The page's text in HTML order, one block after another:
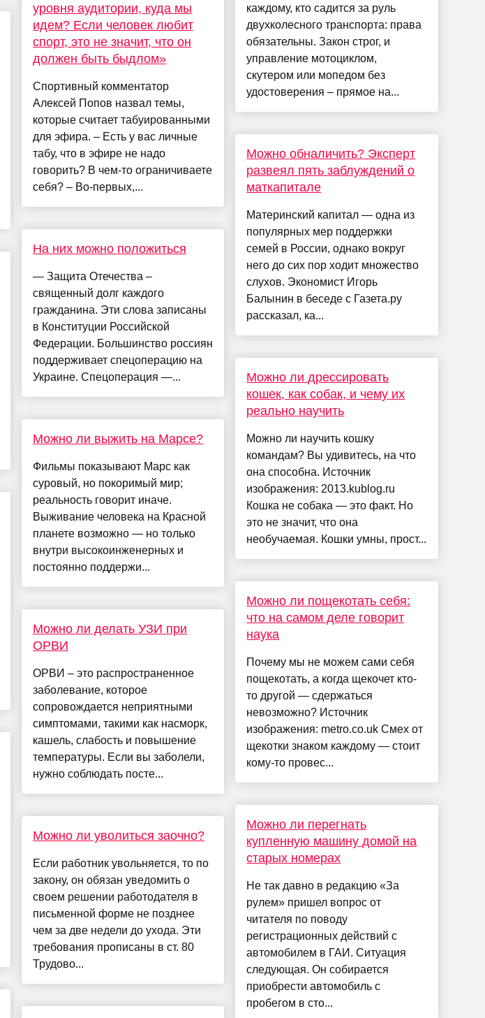
уровня аудитории, куда мы
идем? Если человек любит
спорт, это не значит, что он
должен быть быдлом»
Спортивный комментатор
Алексей Попов назвал темы,
которые считает табуированными
для эфира. – Есть у вас личные
табу, что в эфире не надо
говорить? В чем-то ограничиваете
себя? – Во-первых,...
На них можно положиться
— Защита Отечества –
священный долг каждого
гражданина. Эти слова записаны
в Конституции Российской
Федерации. Большинство россиян
поддерживает спецоперацию на
Украине. Спецоперация —...
Можно ли выжить на Марсе?
Фильмы показывают Марс как
суровый, но покоримый мир;
реальность говорит иначе.
Выживание человека на Красной
планете возможно — но только
внутри высокоинженерных и
постоянно поддержи...
Можно ли делать УЗИ при
ОРВИ
ОРВИ – это распространенное
заболевание, которое
сопровождается неприятными
симптомами, такими как насморк,
кашель, слабость и повышение
температуры. Если вы заболели,
нужно соблюдать посте...
Можно ли уволиться заочно?
Если работник увольняется, то по
закону, он обязан уведомить о
своем решении работодателя в
письменной форме не позднее
чем за две недели до ухода. Эти
требования прописаны в ст. 80
Трудово...
каждому, кто садится за руль
двухколесного транспорта: права
обязательны. Закон строг, и
управление мотоциклом,
скутером или мопедом без
удостоверения – прямое на...
Можно обналичить? Эксперт
развеял пять заблуждений о
маткапитале
Материнский капитал — одна из
популярных мер поддержки
семей в России, однако вокруг
него до сих пор ходит множество
слухов. Экономист Игорь
Балынин в беседе с Газета.ру
рассказал, ка...
Можно ли дрессировать
кошек, как собак, и чему их
реально научить
Можно ли научить кошку
командам? Вы удивитесь, на что
она способна. Источник
изображения: 2013.kublog.ru
Кошка не собака — это факт. Но
это не значит, что она
необучаемая. Кошки умны, прост...
Можно ли пощекотать себя:
что на самом деле говорит
наука
Почему мы не можем сами себя
пощекотать, а когда щекочет кто-
то другой — сдержаться
невозможно? Источник
изображения: metro.co.uk Смех от
щекотки знаком каждому — стоит
кому-то провес...
Можно ли перегнать
купленную машину домой на
старых номерах
Не так давно в редакцию «За
рулем» пришел вопрос от
читателя по поводу
регистрационных действий с
автомобилем в ГАИ. Ситуация
следующая. Он собирается
приобрести автомобиль с
пробегом в сто...